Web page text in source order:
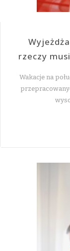
rzeczy
Wakacje na